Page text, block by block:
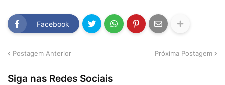
Facebook
Postagem Anterior Próxima Postagem
Siga nas Redes Sociais